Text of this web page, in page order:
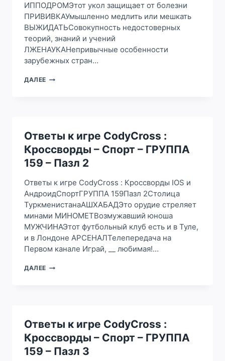
ИППОДРОМЭтот укол защищает от болезни
ПРИВИВКАУмышленно медлить или мешкать
ВЫЖИДАТЬСовокупность недостоверных
теорий, знаний и учений
ЛЖЕНАУКАНепривычные особенности
зарубежных стран…
ДАЛЕЕ ОТВЕТЫ
–
СПОРТ
–
ГРУППА
159
ПАЗЛ
1
Ответы к игре CodyCross :
Кроссворды – Спорт – ГРУППА
159 – Пазл 2
Ответы к игре CodyCross : Кроссворды IOS и
АндроидСпортГРУППА 159Пазл 2Столица
ТуркменистанаАШХАБАДЭто орудие стреляет
минами МИНОМЕТВозмужавший юноша
МУЖЧИНАЭтот футбольный клуб есть и в Туле,
и в Лондоне АРСЕНАЛТелепередача на
Первом канале Играй, __ любимая!…
ДАЛЕЕ ОТВЕТЫ
–
СПОРТ
–
ГРУППА
159
Ответы к игре CodyCross :
Кроссворды – Спорт – ГРУППА
159 – Пазл 3